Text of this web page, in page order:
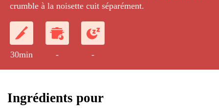
crumble à la noisette cuit séparément.
30min - -
Ingrédients pour